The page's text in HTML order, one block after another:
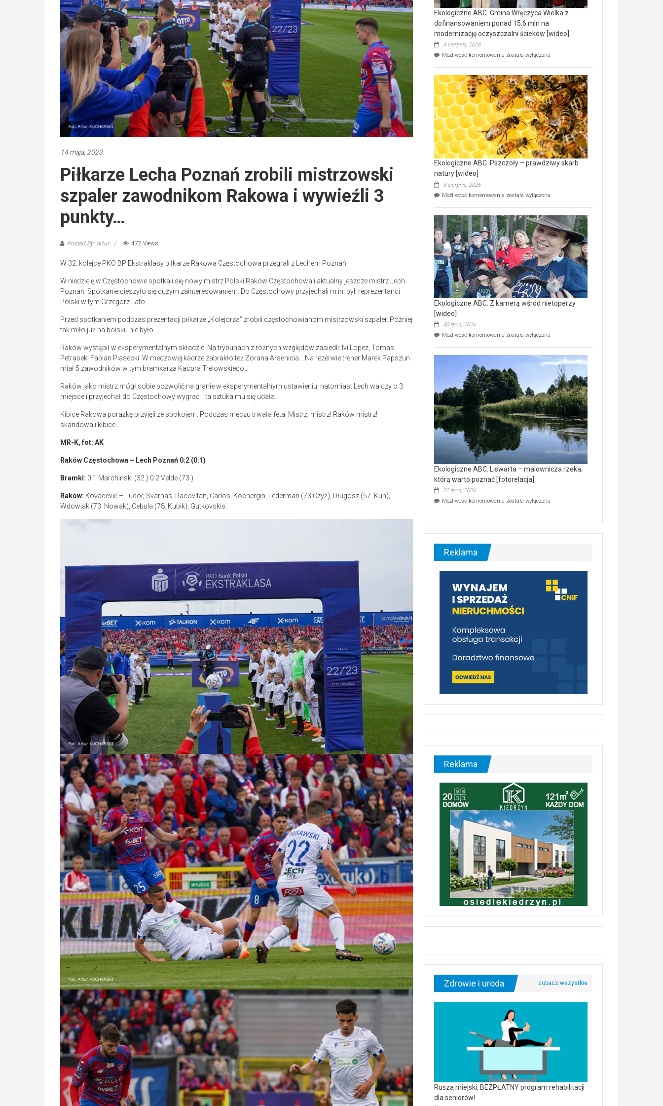
14 maja, 2023
Piłkarze Lecha Poznań zrobili mistrzowski
szpaler zawodnikom Rakowa i wywieźli 3
punkty…
Posted By: Artur 472 Views
W 32. kolejce PKO BP Ekstraklasy piłkarze Rakowa Częstochowa przegrali z Lechem Poznań.
W niedzielę w Częstochowie spotkali się nowy mistrz Polski Raków Częstochowa i aktualny jeszcze mistrz Lech
Poznań. Spotkanie cieszyło się dużym zainteresowaniem. Do Częstochowy przyjechali m.in. byli reprezentanci
Polski w tym Grzegorz Lato.
Przed spotkaniem podczas prezentacji piłkarze „Kolejorza” zrobili częstochowianom mistrzowski szpaler. Później
tak miło już na boisku nie było.
Raków wystąpił w eksperymentalnym składzie. Na trybunach z różnych względów zasiedli: Ivi Lopez, Tomas
Petrasek, Fabian Piasecki. W meczowej kadrze zabrakło też Zorana Arsenicia… Na rezerwie trener Marek Papszun
miał 5 zawodników w tym bramkarza Kacpra Trelowskiego…
Raków jako mistrz mógł sobie pozwolić na granie w eksperymentalnym ustawieniu, natomiast Lech walczy o 3.
miejsce i przyjechał do Częstochowy wygrać. I ta sztuka mu się udała.
Kibice Rakowa porażkę przyjęli ze spokojem. Podczas meczu trwała feta. Mistrz, mistrz! Raków mistrz! –
skandowali kibice…
MR-K, fot: AK
Raków Częstochowa – Lech Poznań 0:2 (0:1)
Bramki: 0:1 Marchiński (32.) 0:2 Velde (73.)
Raków: Kovacević – Tudor, Svarnas, Racovitan, Carlos, Kochergin, Lederman (73.Czyż), Długosz (57. Kun),
Wdowiak (73. Nowak), Cebula (78. Kubik), Gutkovskis.
Ekologiczne ABC. Gmina Wręczyca Wielka z
dofinansowaniem ponad 15,6 mln na
modernizację oczyszczalni ścieków [wideo]
4 sierpnia, 2026
Możliwość komentowania Ekologiczne
Wręczyca
Wielka
z
dofinansowaniem
ponad
15,6
mln
na
modernizację
oczyszczalni
ścieków
[wideo]
została wyłączona
Ekologiczne ABC. Pszczoły – prawdziwy skarb
natury [wideo]
3 sierpnia, 2026
Możliwość komentowania Ekologiczne
–
prawdziwy
skarb
natury
[wideo]
została wyłączona
Ekologiczne ABC. Z kamerą wśród nietoperzy
[wideo]
30 lipca, 2026
Możliwość komentowania Ekologiczne
wśród
nietoperzy
[wideo]
została wyłączona
Ekologiczne ABC. Liswarta – malownicza rzeka,
którą warto poznać [fotorelacja]
22 lipca, 2026
Możliwość komentowania Ekologiczne
–
malownicza
[fotorelacja]
została wyłączona
Reklama
Reklama
Zdrowie i uroda
Rusza miejski, BEZPŁATNY program rehabilitacji
dla seniorów!